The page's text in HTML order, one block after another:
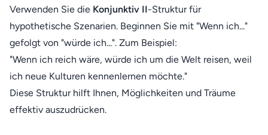
Verwenden Sie die Konjunktiv II-Struktur für
hypothetische Szenarien. Beginnen Sie mit "Wenn ich..."
gefolgt von "würde ich...". Zum Beispiel:
"Wenn ich reich wäre, würde ich um die Welt reisen, weil
ich neue Kulturen kennenlernen möchte."
Diese Struktur hilft Ihnen, Möglichkeiten und Träume
effektiv auszudrücken.